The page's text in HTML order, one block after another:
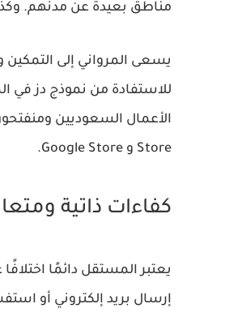
مناطق بعيدة عن مدنهم.
يسعى المرواني إلى التمكين
Store و Google Store.
كفاءات ذاتية
يعتبر المستقل دائمًا
إرسال بريد إلكتروني أو